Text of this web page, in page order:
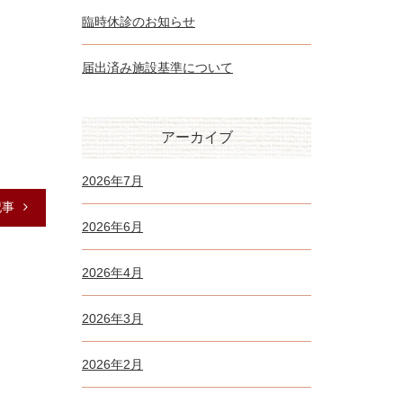
臨時休診のお知らせ
届出済み施設基準について
アーカイブ
2026年7月
2026年6月
2026年4月
2026年3月
2026年2月